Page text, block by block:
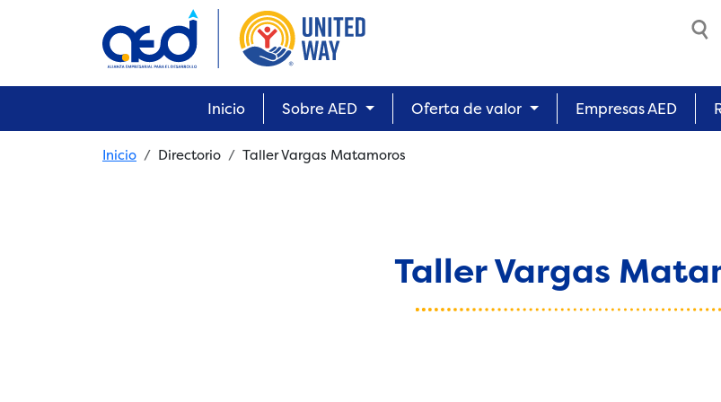
Main navigation
Inicio Sobre AED Oferta de valor Empresas AED
Breadcrumb
Inicio Directorio Taller Vargas Matamoros
Taller Vargas